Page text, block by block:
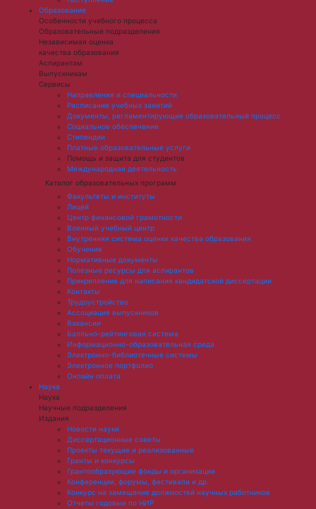
Образование
Особенности учебного процесса
Образовательные подразделения
Независимая оценка
качества образования
Аспирантам
Выпускникам
Сервисы
Направления и специальности
Расписание учебных занятий
Документы, регламентирующие образовательный процесс
Социальное обеспечение
Стипендии
Платные образовательные услуги
Помощь и защита для студентов
Международная деятельность
Каталог образовательных программ
Факультеты и институты
Лицей
Центр финансовой грамотности
Военный учебный центр
Внутренняя система оценки качества образования
Обучение
Нормативные документы
Полезные ресурсы для аспирантов
Прикрепление для написания кандидатской диссертации
Контакты
Трудоустройство
Ассоциация выпускников
Вакансии
Балльно-рейтинговая система
Информационно-образовательная среда
Электронно-библиотечные системы
Электронное портфолио
Онлайн оплата
Наука
Наука
Научные подразделения
Издания
Новости науки
Диссертационные советы
Проекты текущие и реализованные
Гранты и конкурсы
Грантообразующие фонды и организации
Конференции, форумы, фестивали и др.
Конкурс на замещение должностей научных работников
Отчеты годовые по НИР